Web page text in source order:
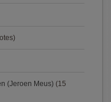
(Jeroen Meus) (15